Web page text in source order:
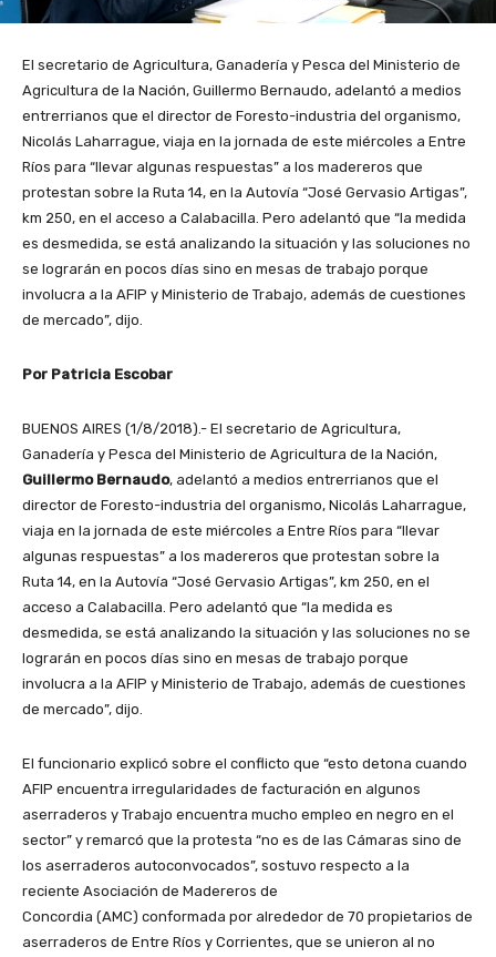
El secretario de Agricultura, Ganadería y Pesca del Ministerio de
Agricultura de la Nación, Guillermo Bernaudo, adelantó a medios
entrerrianos que el director de Foresto-industria del organismo,
Nicolás Laharrague, viaja en la jornada de este miércoles a Entre
Ríos para “llevar algunas respuestas” a los madereros que
protestan sobre la Ruta 14, en la Autovía “José Gervasio Artigas”,
km 250, en el acceso a Calabacilla. Pero adelantó que “la medida
es desmedida, se está analizando la situación y las soluciones no
se lograrán en pocos días sino en mesas de trabajo porque
involucra a la AFIP y Ministerio de Trabajo, además de cuestiones
de mercado”, dijo.
Por Patricia Escobar
BUENOS AIRES (1/8/2018).- El secretario de Agricultura,
Ganadería y Pesca del Ministerio de Agricultura de la Nación,
Guillermo Bernaudo, adelantó a medios entrerrianos que el
director de Foresto-industria del organismo, Nicolás Laharrague,
viaja en la jornada de este miércoles a Entre Ríos para “llevar
algunas respuestas” a los madereros que protestan sobre la
Ruta 14, en la Autovía “José Gervasio Artigas”, km 250, en el
acceso a Calabacilla. Pero adelantó que “la medida es
desmedida, se está analizando la situación y las soluciones no se
lograrán en pocos días sino en mesas de trabajo porque
involucra a la AFIP y Ministerio de Trabajo, además de cuestiones
de mercado”, dijo.
El funcionario explicó sobre el conflicto que “esto detona cuando
AFIP encuentra irregularidades de facturación en algunos
aserraderos y Trabajo encuentra mucho empleo en negro en el
sector” y remarcó que la protesta “no es de las Cámaras sino de
los aserraderos autoconvocados”, sostuvo respecto a la
reciente Asociación de Madereros de
Concordia (AMC) conformada por alrededor de 70 propietarios de
aserraderos de Entre Ríos y Corrientes, que se unieron al no